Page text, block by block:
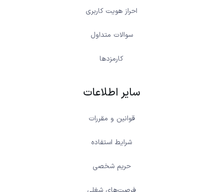
احراز هویت کاربری
سوالات متداول
کارمزدها
سایر اطلاعات
قوانین و مقررات
شرایط استفاده
حریم شخصی